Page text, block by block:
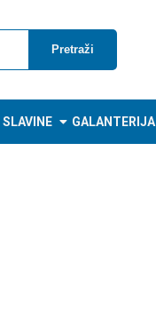
Pretraži
SLAVINE GALANTERIJA